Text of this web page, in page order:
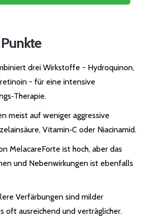
drei Wirkstoffe - Hydroquinon,
- für eine intensive
meist auf weniger aggressive
Vitamin‑C oder Niacinamid.
MelacareForte ist hoch, aber das
und Nebenwirkungen ist ebenfalls
Verfärbungen sind milder
oft ausreichend und verträglicher.